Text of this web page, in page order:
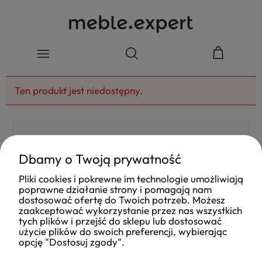
Ten produkt jest niedostępny.
4.8
Ocena
Na podstawie
177opinii z całego okresu
Jak zbieramy opinie?
Dbamy o Twoją prywatność
Pliki cookies i pokrewne im technologie umożliwiają
poprawne działanie strony i pomagają nam
dostosować ofertę do Twoich potrzeb. Możesz
zaakceptować wykorzystanie przez nas wszystkich
tych plików i przejść do sklepu lub dostosować
użycie plików do swoich preferencji, wybierając
opcję "Dostosuj zgody".